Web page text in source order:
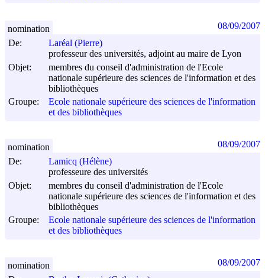
De:
Laréal (Pierre)
professeur des universités, adjoint au maire de Lyon
Objet:
membres du conseil d'administration de l'Ecole
nationale supérieure des sciences de l'information et des
bibliothèques
Groupe:
Ecole nationale supérieure des sciences de l'information
et des bibliothèques
nomination 08/09/2007
De:
Lamicq (Hélène)
professeure des universités
Objet:
membres du conseil d'administration de l'Ecole
nationale supérieure des sciences de l'information et des
bibliothèques
Groupe:
Ecole nationale supérieure des sciences de l'information
et des bibliothèques
nomination 08/09/2007
nomination 08/09/2007